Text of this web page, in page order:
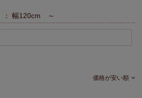
： 幅120cm ～
価格が安い順